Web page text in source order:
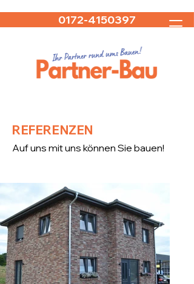
0172-4150397
REFERENZEN
Auf uns mit uns können Sie bauen!